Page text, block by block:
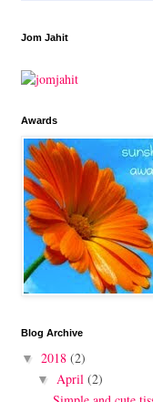
Jom Jahit
Awards
Blog Archive
▼ 2018 (2)
▼ April (2)